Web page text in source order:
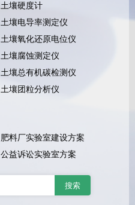
土壤硬度计
土壤电导率测定仪
土壤氧化还原电位仪
土壤腐蚀测定仪
土壤总有机碳检测仪
土壤团粒分析仪
肥料厂实验室建设方案
公益诉讼实验室方案